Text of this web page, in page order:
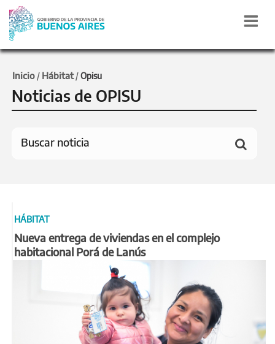
Inicio / Hábitat/Opisu
Noticias de OPISU
HÁBITAT
Nueva entrega de viviendas en el complejo
habitacional Porá de Lanús